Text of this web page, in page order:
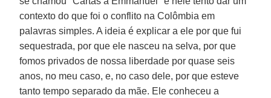
contexto do que foi o conflito na Colômbia em
palavras simples. A ideia é explicar a ele por que fui
sequestrada, por que ele nasceu na selva, por que
fomos privados de nossa liberdade por quase seis
anos, no meu caso, e, no caso dele, por que esteve
tanto tempo separado da mãe. Ele conheceu a